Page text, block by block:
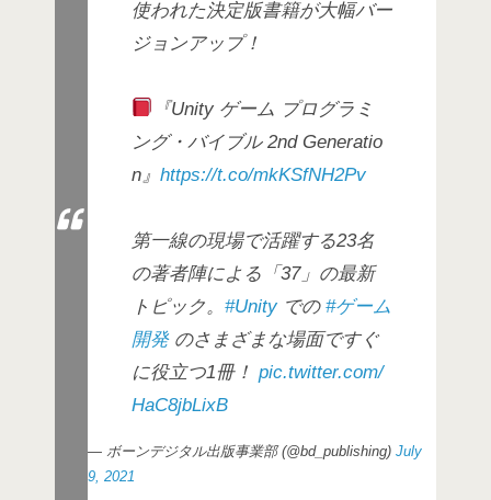
使われた決定版書籍が大幅バー
ジョンアップ！
『Unity ゲーム プログラミ
ング・バイブル 2nd Generatio
n』 https://t.co/mkKSfNH2Pv
第一線の現場で活躍する23名
の著者陣による「37」の最新
トピック。 #Unityでの #ゲーム
開発のさまざまな場面ですぐ
に役立つ1冊！ pic.twitter.com/
HaC8jbLixB
— ボーンデジタル出版事業部 (@bd_publishing) July
9, 2021